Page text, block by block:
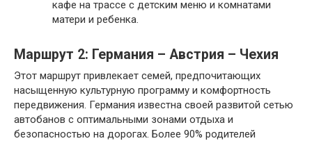
кафе на трассе с детским меню и комнатами
матери и ребенка.
Маршрут 2: Германия – Австрия – Чехия
Этот маршрут привлекает семей, предпочитающих
насыщенную культурную программу и комфортность
передвижения. Германия известна своей развитой сетью
автобанов с оптимальными зонами отдыха и
безопасностью на дорогах. Более 90% родителей